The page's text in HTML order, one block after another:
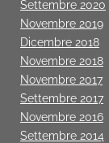
Settembre 2020
Novembre 2019
Dicembre 2018
Novembre 2018
Novembre 2017
Settembre 2017
Novembre 2016
Settembre 2014